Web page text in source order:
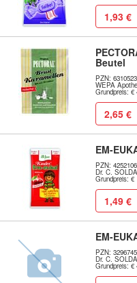
1,93 €
Beutel
PZN:
WEPA
Grundpreis: €
2,65 €
EM-
PZN:
Dr. C.
Grundpreis: €
1,49 €
EM-
PZN:
Dr. C.
Grundpreis: €